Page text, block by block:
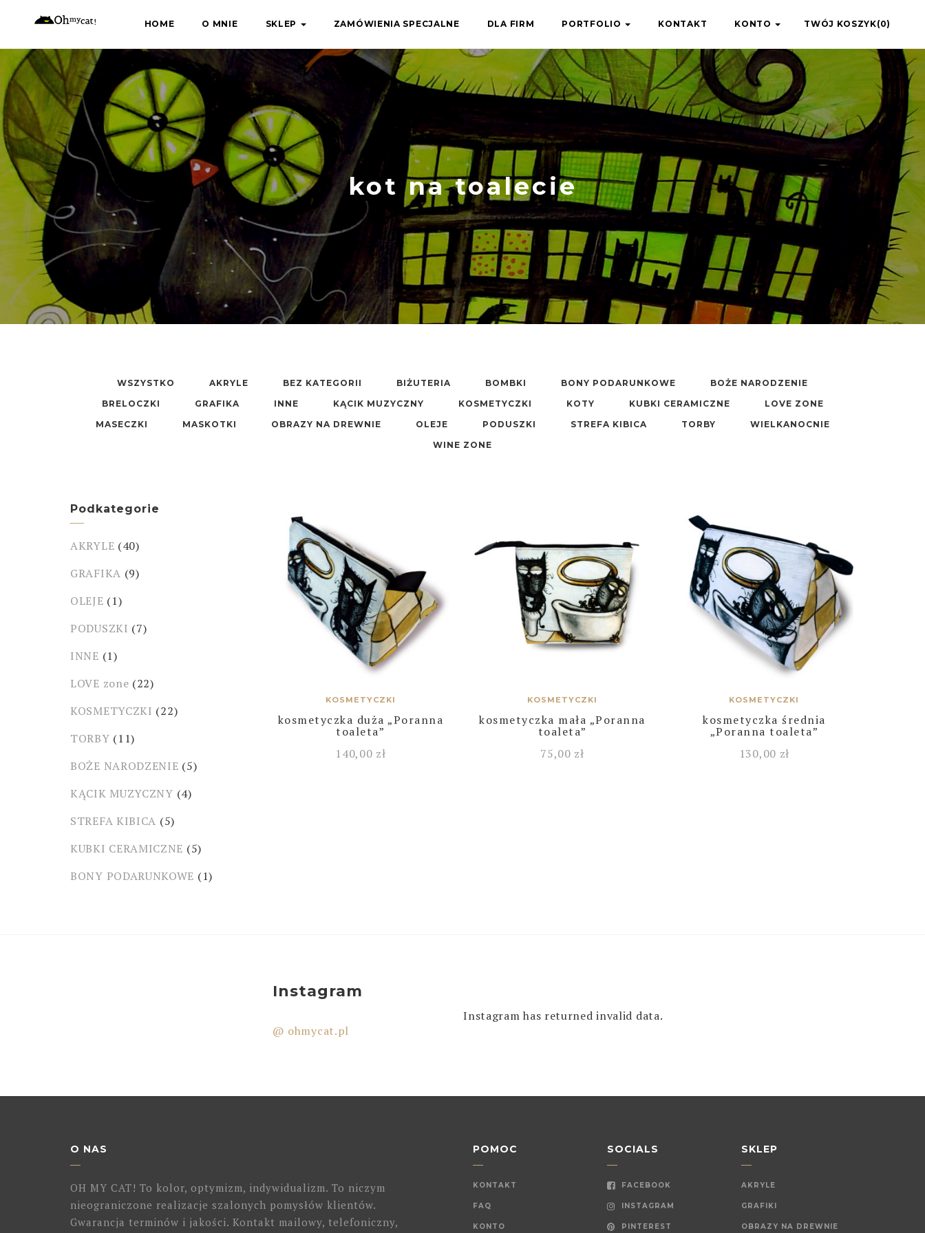
content
HOME O MNIE SKLEP ZAMÓWIENIA SPECJALNE DLA FIRM PORTFOLIO KONTAKT KONTO TWÓJ KOSZYK(0)
kot na toalecie
WSZYSTKO AKRYLE BEZ KATEGORII BIŻUTERIA BOMBKI BONY PODARUNKOWE
BOŻE NARODZENIE
BRELOCZKI
GRAFIKA INNE KĄCIK MUZYCZNY KOSMETYCZKI KOTY KUBKI CERAMICZNE
LOVE ZONE
MASECZKI
MASKOTKI OBRAZY NA DREWNIE OLEJE PODUSZKI STREFA KIBICA TORBY
WIELKANOCNIE
WINE ZONE
KOSMETYCZKI
kosmetyczka duża „Poranna
toaleta”
140,00 zł
KOSMETYCZKI
kosmetyczka mała „Poranna
toaleta”
75,00 zł
KOSMETYCZKI
kosmetyczka średnia
„Poranna toaleta”
130,00 zł
Podkategorie
AKRYLE (40)
GRAFIKA (9)
OLEJE (1)
PODUSZKI (7)
INNE (1)
LOVE zone (22)
KOSMETYCZKI (22)
TORBY (11)
BOŻE NARODZENIE (5)
KĄCIK MUZYCZNY (4)
STREFA KIBICA (5)
KUBKI CERAMICZNE (5)
BONY PODARUNKOWE (1)
Instagram
@ ohmycat.pl
Instagram has returned invalid data.
O NAS
OH MY CAT! To kolor, optymizm, indywidualizm. To niczym
nieograniczone realizacje szalonych pomysłów klientów.
Gwarancja terminów i jakości. Kontakt mailowy, telefoniczny,
POMOC
KONTAKT
FAQ
KONTO
SOCIALS
FACEBOOK
INSTAGRAM
PINTEREST
SKLEP
AKRYLE
GRAFIKI
OBRAZY NA DREWNIE